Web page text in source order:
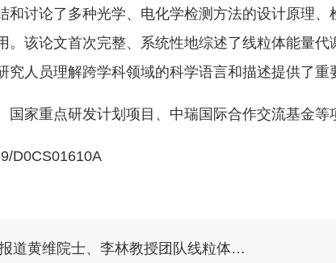
讨论了多种光学、电化学检测方法的设计原理
。该论文首次完整、系统性地综述了线粒体能量
人员理解跨学科领域的科学语言和描述提供了
家重点研发计划项目、中瑞国际合作交流基金等
D0CS01610A
林教授团队线粒体超分辨成像的小分子荧光探针进展